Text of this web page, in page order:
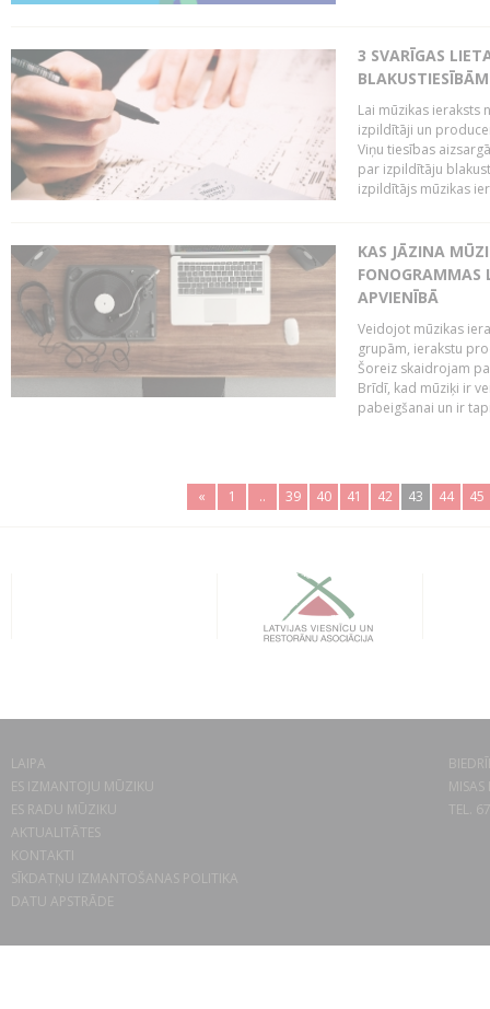
3 SVARĪGAS
BLAKUSTIESĪBĀM
Lai mūzikas ieraksts
izpildītāji un
Viņu tiesības
par izpildītāju
izpildītājs mūzikas
KAS JĀZINA
FONOGRAMMAS
APVIENĪBĀ
Veidojot mūzikas
grupām, ierakstu
Šoreiz skaidrojam
Brīdī, kad mūziķi ir
pabeigšanai un ir
« 1 .. 39 40 41 42 43 44 45
LAIPA
ES IZMANTOJU MŪZIKU
ES RADU MŪZIKU
AKTUALITĀTES
KONTAKTI
SĪKDATŅU IZMANTOŠANAS POLITIKA
DATU APSTRĀDE
TEL.